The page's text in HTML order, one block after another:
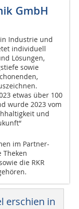
GmbH
Industrie und
individuell
Lösungen,
sowie
etwas über 100
wurde 2023 vom
und
im Partner-
Theken
die RKR
erschien in